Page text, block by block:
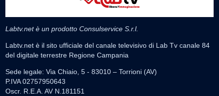
Labtv.net è un prodotto Consulservice S.r.l.
Labtv.net è il sito ufficiale del canale televisivo di Lab Tv canale 84
del digitale terrestre Regione Campania
Sede legale: Via Chiaio, 5 - 83010 – Torrioni (AV)
P.IVA 02757950643
Oscr. R.E.A. AV N.181151